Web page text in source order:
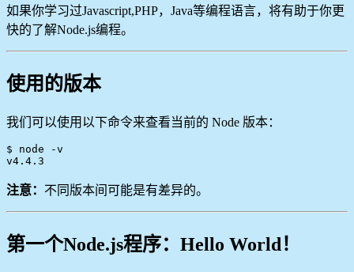
如果你学习过Javascript,PHP，Java等编程语言，将有助于你更
快的了解Node.js编程。
使用的版本
我们可以使用以下命令来查看当前的 Node 版本：
$ node -v
注意： 不同版本间可能是有差异的。
第一个Node.js程序：Hello World！